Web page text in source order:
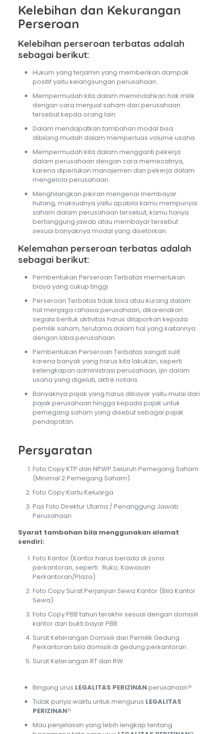
Kelebihan dan Kekurangan
Perseroan
Kelebihan perseroan terbatas adalah
sebagai berikut:
Hukum yang terjamin yang memberikan dampak
positif yaitu kelangsungan perusahaan.
Mempermudah kita dalam memindahkan hak milik
dengan cara menjual saham dari perusahaan
tersebut kepda orang lain.
Dalam mendapatkan tambahan modal bisa
dibilang mudah dalam memperluas volume usaha.
Mempermudah kita dalam mengganti pekerja
dalam perusahaan dengan cara memecatnya,
karena diperlukan manajemen dan pekerja dalam
mengelola perusahaan.
Menghilangkan pikiran mengenai membayar
hutang, maksudnya yaitu apabila kamu mempunyai
saham dalam perusahaan tersebut, kamu hanya
bertanggung jawab atau membayar tersebut
sesuai banyaknya modal yang disetorkan.
Kelemahan perseroan terbatas adalah
sebagai berikut:
Pembentukan Perseroan Terbatas memerlukan
biaya yang cukup tinggi.
Perseroan Terbatas tidak bisa atau kurang dalam
hal menjaga rahasia perusahaan, dikarenakan
segala bentuk aktivitas harus dilaporkan kepada
pemilik saham, terutama dalam hal yang kaitannya
dengan laba perusahaan.
Pembentukan Perseroan Terbatas sangat sulit
karena banyak yang harus kita lakukan, seperti
kelengkapan administrasi perusahaan, ijin dalam
usaha yang digeluti, aktre notaris.
Banyaknya pajak yang harus dibayar yaitu mulai dari
pajak perusahaan hingga kepada pajak untuk
pemegang saham yang disebut sebagai pajak
pendapatan.
Persyaratan
Foto Copy KTP dan NPWP Seluruh Pemegang Saham
(Minimal 2 Pemegang Saham)
Foto Copy Kartu Keluarga
Pas Foto Direktur Utama / Penanggung Jawab
Perusahaan
Syarat tambahan bila menggunakan alamat
sendiri:
Foto Kantor (Kantor harus berada di zona
perkantoran, seperti : Ruko, Kawasan
Perkantoran/Plaza)
Foto Copy Surat Perjanjian Sewa Kantor (Bila Kantor
Sewa)
Foto Copy PBB tahun terakhir sesuai dengan domisili
kantor dan bukti bayar PBB
Surat Keterangan Domisili dari Pemilik Gedung
Perkantoran bila domisili di gedung perkantoran
Surat Keterangan RT dan RW
Bingung urus LEGALITAS PERIZINANperusahaan?
Tidak punya waktu untuk mengurus LEGALITAS
PERIZINAN?
Mau penjelasan yang lebih lengkap tentang